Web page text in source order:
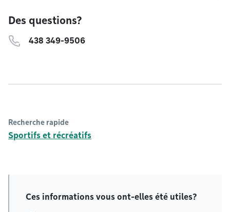
Des questions?
438 349-9506
Recherche rapide
Sportifs et récréatifs
Ces informations vous ont-elles été utiles?